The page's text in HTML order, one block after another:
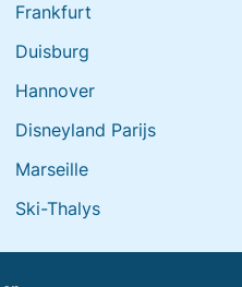
Frankfurt
Duisburg
Hannover
Disneyland Parijs
Marseille
Ski-Thalys